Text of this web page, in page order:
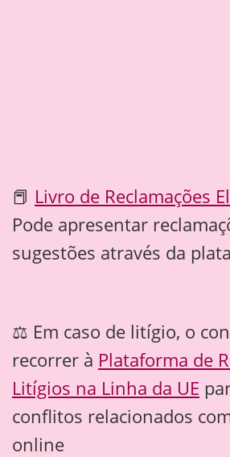
📕 Livro de Reclamações
Pode apresentar
sugestões através da
⚖️ Em caso de litígio, o
recorrer à Plataforma de
Litígios na Linha da UE
conflitos relacionados
online